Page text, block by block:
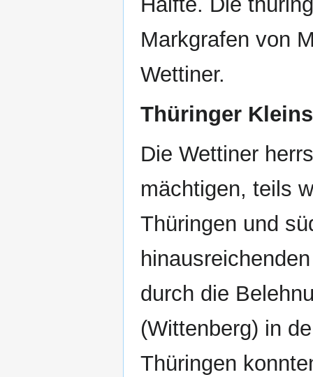
Markgrafen von
Wettiner.
Thüringer
Die Wettiner
mächtigen, teils
Thüringen und
durch die
(Wittenberg) in
Thüringen